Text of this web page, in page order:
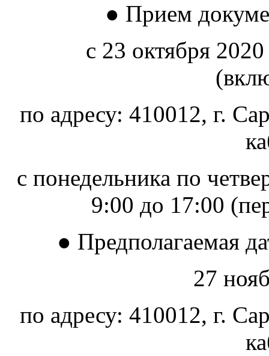
● Прием
с 23 октября
по адресу: 410012, г.
с понедельника по
9:00 до 17:00
● Предполагаемая
27
по адресу: 410012, г.